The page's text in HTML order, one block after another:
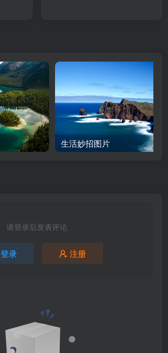
生活妙招图片
请登录后发表评论
登录 注册